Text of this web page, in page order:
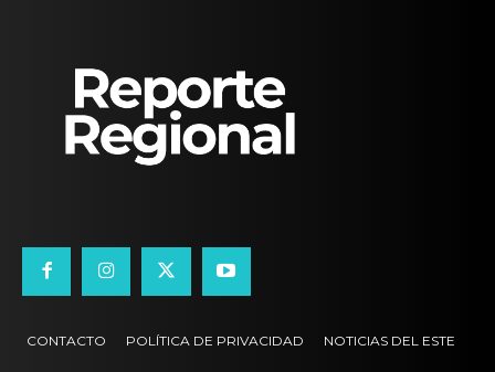
CONTACTO POLÍTICA DE PRIVACIDAD NOTICIAS DEL ESTE